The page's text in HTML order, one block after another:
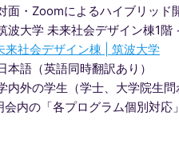
面・Zoomによるハイブリッド
波大学 未来社会デザイン棟1階
来社会デザイン棟 | 筑波大学
語（英語同時翻訳あり）
の学生（学士、大学院生問
内の「各プログラム個別対応